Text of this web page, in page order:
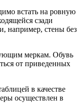
встать на ровную
сзади
например, стены без
меркам. Обувь
от приведенных
в качестве
осуществлен в